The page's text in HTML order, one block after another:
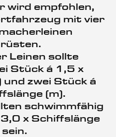
wird empfohlen,
mit vier
Leinen sollte
Stück á 1,5 x
zwei Stück á
(m).
schwimmfähig
x Schiffslänge
sein.